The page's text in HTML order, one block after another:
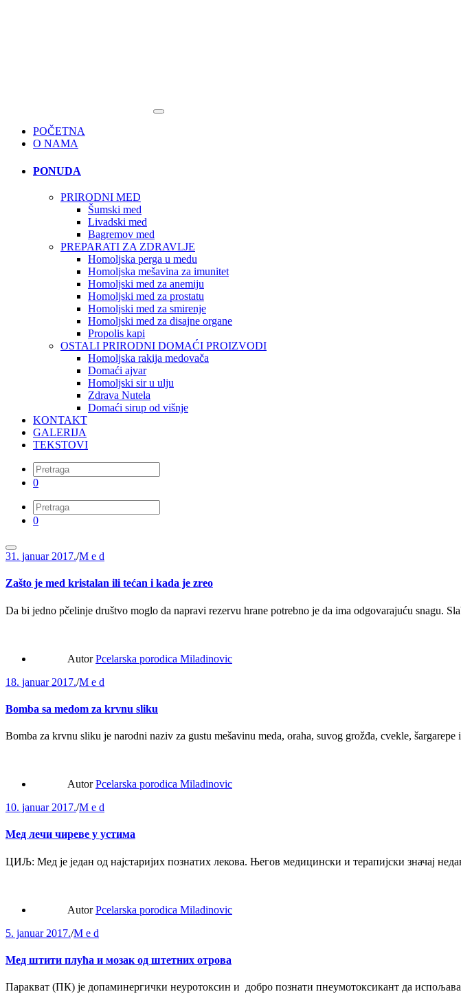
POČETNA
O NAMA
PONUDA
PRIRODNI MED
Šumski med
Livadski med
Bagremov med
PREPARATI ZA ZDRAVLJE
Homoljska perga u medu
Homoljska mešavina za imunitet
Homoljski med za anemiju
Homoljski med za prostatu
Homoljski med za smirenje
Homoljski med za disajne organe
Propolis kapi
OSTALI PRIRODNI DOMAĆI PROIZVODI
Homoljska rakija medovača
Domaći ajvar
Homoljski sir u ulju
Zdrava Nutela
Domaći sirup od višnje
KONTAKT
GALERIJA
TEKSTOVI
0
0
31. januar 2017./M e d
Zašto je med kristalan ili tećan i kada je zreo
Da bi jedno pčelinje društvo moglo da napravi rezervu hrane potrebno je da ima odgovarajuću snagu.
AutorPcelarska porodica Miladinovic
18. januar 2017./M e d
Bomba sa medom za krvnu sliku
Bomba za krvnu sliku je narodni naziv za gustu mešavinu meda, oraha, suvog grožđa, cvekle,
AutorPcelarska porodica Miladinovic
10. januar 2017./M e d
Мед лечи чиреве у устима
ЦИЉ: Мед је један од најстаријих познатих лекова. Његов медицински и терапијски значај
AutorPcelarska porodica Miladinovic
5. januar 2017./M e d
Мед штити плућа и мозак од штетних отрова
Паракват (ПК) је допаминергички неуротоксин и добро познати пнеумотоксикант да